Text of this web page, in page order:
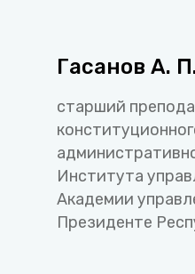
Гасанов А.
старший
Института
Академии
Президенте